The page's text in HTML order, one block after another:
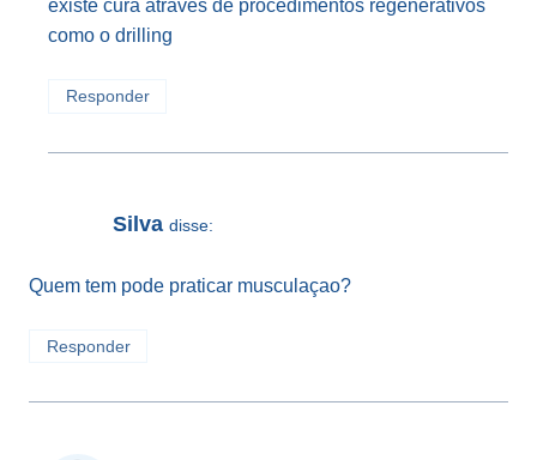
existe cura através de procedimentos regenerativos
como o drilling
Responder
Silva disse:
Quem tem pode praticar musculaçao?
Responder